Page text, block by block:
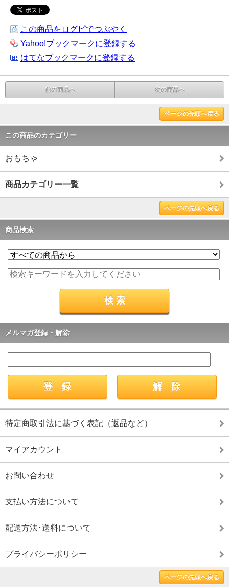
この商品をログピでつぶやく
Yahoo!ブックマークに登録する
はてなブックマークに登録する
前の商品へ 次の商品へ
ページの先頭へ戻る
この商品のカテゴリー
おもちゃ
商品カテゴリー一覧
ページの先頭へ戻る
商品検索
メルマガ登録・解除
特定商取引法に基づく表記（返品など）
マイアカウント
お問い合わせ
支払い方法について
配送方法･送料について
プライバシーポリシー
ページの先頭へ戻る